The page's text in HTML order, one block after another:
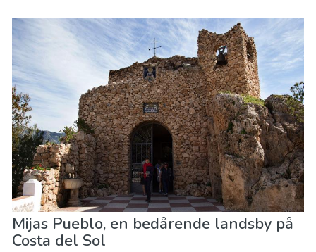
Mijas Pueblo, en bedårende landsby på
Costa del Sol